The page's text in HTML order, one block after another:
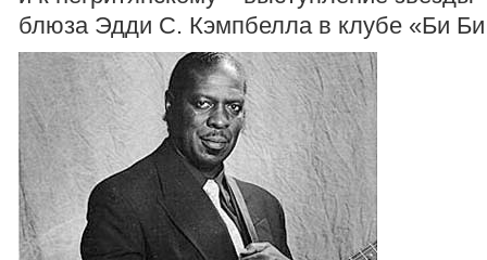
блюза Эдди С. Кэмпбелла в клубе «Би Би